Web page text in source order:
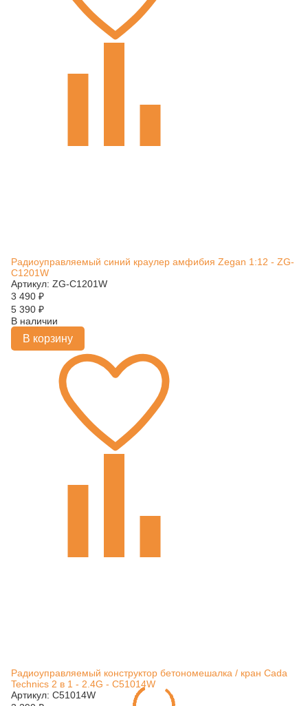
Радиоуправляемый синий краулер амфибия Zegan 1:12 - ZG-
C1201W
Артикул: ZG-C1201W
3 490 ₽
5 390 ₽
В наличии
В корзину
Радиоуправляемый конструктор бетономешалка / кран Cada
Technics 2 в 1 - 2.4G - C51014W
Артикул: C51014W